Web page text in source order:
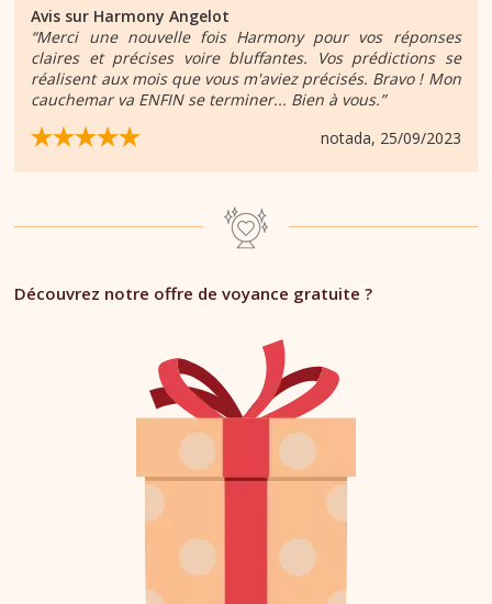
Avis sur Harmony Angelot
“Merci une nouvelle fois Harmony pour vos réponses
claires et précises voire bluffantes. Vos prédictions se
réalisent aux mois que vous m'aviez précisés. Bravo ! Mon
cauchemar va ENFIN se terminer... Bien à vous.”
notada, 25/09/2023
Découvrez notre offre de voyance gratuite ?